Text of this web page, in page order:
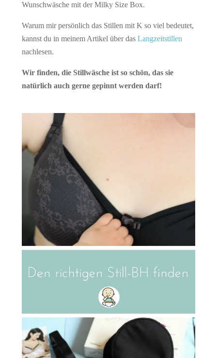
Wunschwäsche mit der Milky Size Box.
Warum mir persönlich das Stillen mit K so viel bedeutet,
kannst du in meinem Artikel über das Langzeitstillen
nachlesen.
Wir finden, die Stillwäsche ist so schön, das sie
natürlich auch gerne gepinnt werden darf!